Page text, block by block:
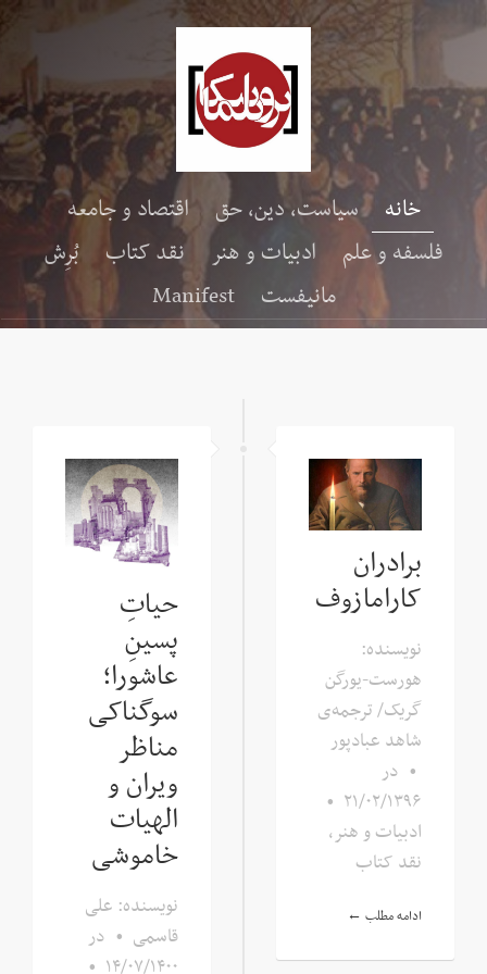
خانه سیاست، دین، حق
اقتصاد و جامعه
فلسفه و علم
ادبیات و هنر نقد کتاب
بُرِش
مانیفست
Manifest
حیاتِ
پسینِ
عاشورا؛
سوگناکی
مناظر
ویران و
الهیات
خاموشی
نویسنده: علی
قاسمی • در
۱۴/۰۷/۱۴۰۰ •
برادران
کارامازوف
نویسنده:
هورست-یورگن
گریک/ ترجمه‌ی
شاهد عبادپور
• در
۲۱/۰۲/۱۳۹۶ •
ادبیات و هنر,
نقد کتاب
ادامه مطلب ←